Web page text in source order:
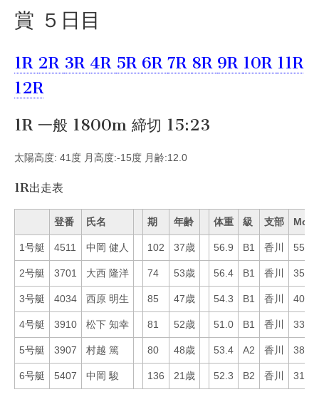
賞 ５日目
1R 2R 3R 4R 5R 6R 7R 8R 9R 10R 11R
12R
1R 一般 1800m 締切 15:23
太陽高度: 41度 月高度:-15度 月齢:12.0
1R出走表
登番 氏名 期 年齢 体重 級 支部 Mo
1号艇 4511 中岡 健人 102 37歳 56.9 B1 香川 55
2号艇 3701 大西 隆洋 74 53歳 56.4 B1 香川 35
3号艇 4034 西原 明生 85 47歳 54.3 B1 香川 40
4号艇 3910 松下 知幸 81 52歳 51.0 B1 香川 33
5号艇 3907 村越 篤 80 48歳 53.4 A2 香川 38
6号艇 5407 中岡 駿 136 21歳 52.3 B2 香川 31